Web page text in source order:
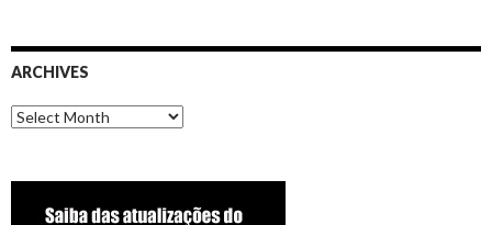
ARCHIVES
Archives